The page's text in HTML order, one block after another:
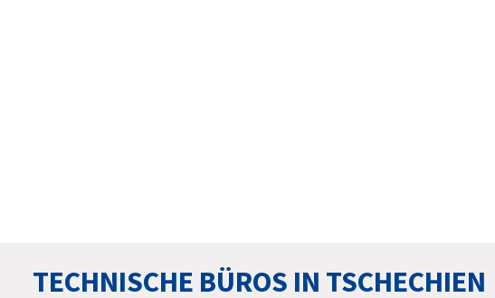
TECHNISCHE BÜROS IN TSCHECHIEN